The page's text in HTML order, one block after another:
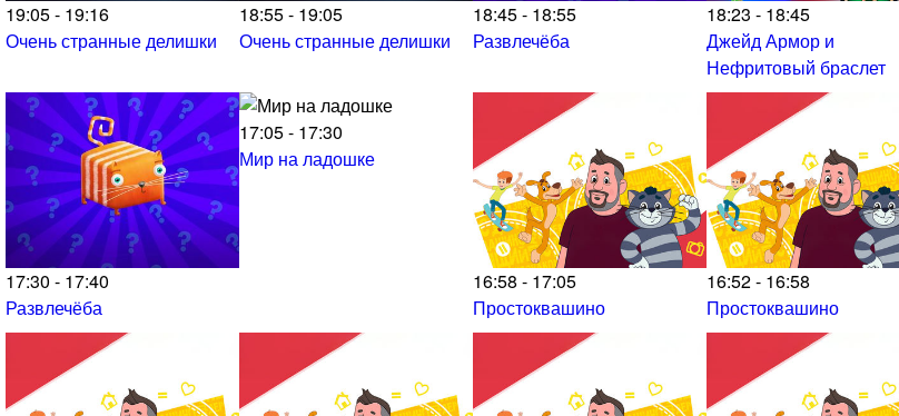
19:05 - 19:16
Очень странные делишки
18:55 - 19:05
Очень странные делишки
18:45 - 18:55
Развлечёба
18:23 - 18:45
Джейд Армор и
Нефритовый браслет
17:30 - 17:40
Развлечёба
17:05 - 17:30
Мир на ладошке
16:58 - 17:05
Простоквашино
16:52 - 16:58
Простоквашино